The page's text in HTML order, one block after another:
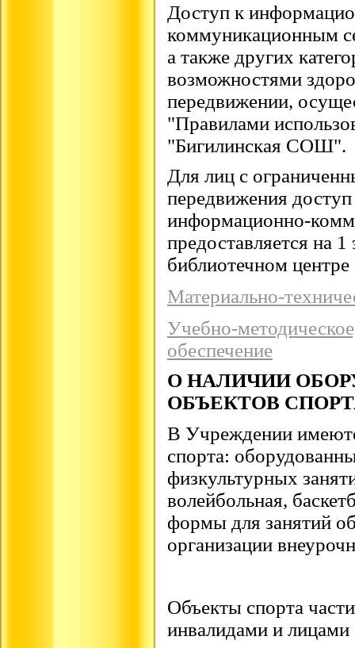
Доступ к
коммуникационным
а также других
возможностями
передвижении,
"Правилами
"Бигилинская СОШ".
Для лиц с
передвижения
информационно-
предоставляется на
библиотечном
Материально-
Учебно-
обеспечение
О НАЛИЧИИ
ОБЪЕКТОВ
В Учреждении
спорта:
физкультурных
волейбольная,
формы для занятий
организации
Объекты спорта
инвалидами и